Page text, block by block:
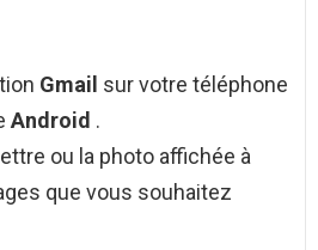
Gmail sur votre téléphone
Android .
ou la photo affichée à
que vous souhaitez